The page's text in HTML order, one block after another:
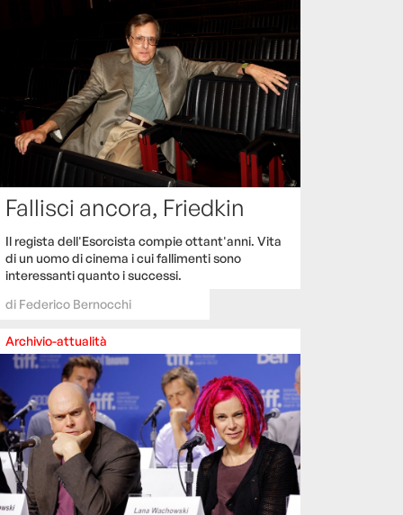
Fallisci ancora, Friedkin
Il regista dell'Esorcista compie ottant'anni. Vita
di un uomo di cinema i cui fallimenti sono
interessanti quanto i successi.
di Federico Bernocchi
Archivio-attualità